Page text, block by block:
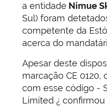
a entidade Nimue
Sul) foram
competente da
acerca do
Apesar deste
marcação CE
com esse código -
Limited ¿